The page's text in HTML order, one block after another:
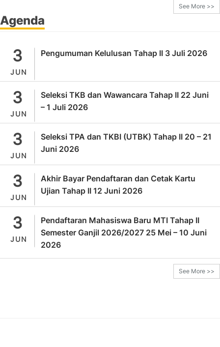
See More >>
Agenda
3
JUN
Pengumuman Kelulusan Tahap II 3 Juli 2026
3
JUN
Seleksi TKB dan Wawancara Tahap II 22 Juni
– 1 Juli 2026
3
JUN
Seleksi TPA dan TKBI (UTBK) Tahap II 20 – 21
Juni 2026
3
JUN
Akhir Bayar Pendaftaran dan Cetak Kartu
Ujian Tahap II 12 Juni 2026
3
JUN
Pendaftaran Mahasiswa Baru MTI Tahap II
Semester Ganjil 2026/2027 25 Mei – 10 Juni
2026
See More >>